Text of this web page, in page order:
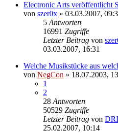
Electronic Arts veröffentlicht
von szer0x » 03.03.2007,
5Antworten
16991 Zugriffe
Letzter Beitrag von
03.03.2007, 16:31
Welche Musikstücke aus
von NegCon » 18.07.2003,
1
2
28Antworten
50529 Zugriffe
Letzter Beitrag von
25.02.2007, 10:14